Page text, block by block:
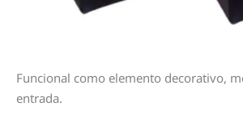
Funcional como elemento decorativo,
entrada.